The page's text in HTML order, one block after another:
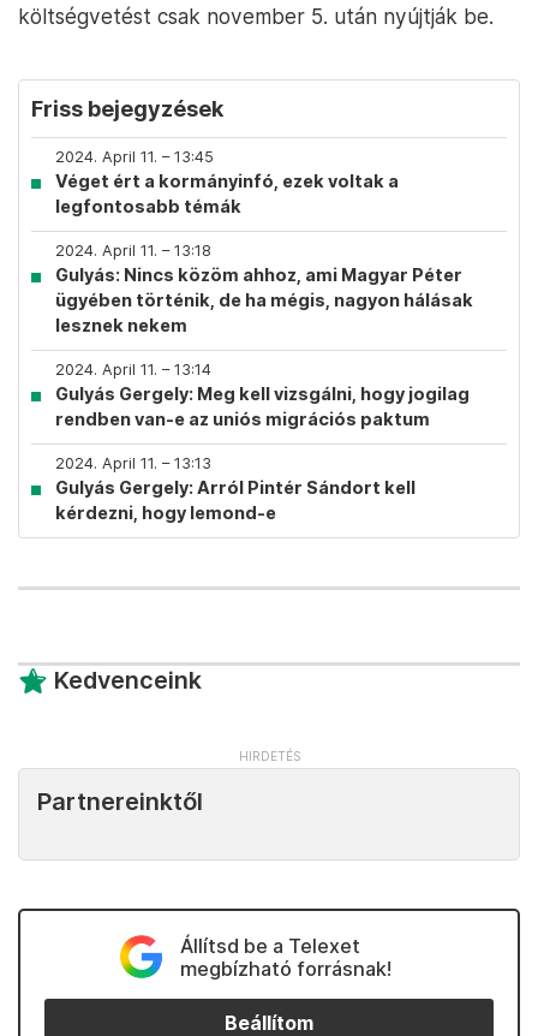
költségvetést csak november 5. után nyújtják be.
Friss bejegyzések
2024. April 11. – 13:45
Véget ért a kormányinfó, ezek voltak a
legfontosabb témák
2024. April 11. – 13:18
Gulyás: Nincs közöm ahhoz, ami Magyar Péter
ügyében történik, de ha mégis, nagyon hálásak
lesznek nekem
2024. April 11. – 13:14
Gulyás Gergely: Meg kell vizsgálni, hogy jogilag
rendben van-e az uniós migrációs paktum
2024. April 11. – 13:13
Gulyás Gergely: Arról Pintér Sándort kell
kérdezni, hogy lemond-e
Kedvenceink
Partnereinktől
Állítsd be a Telexet
megbízható forrásnak!
Beállítom